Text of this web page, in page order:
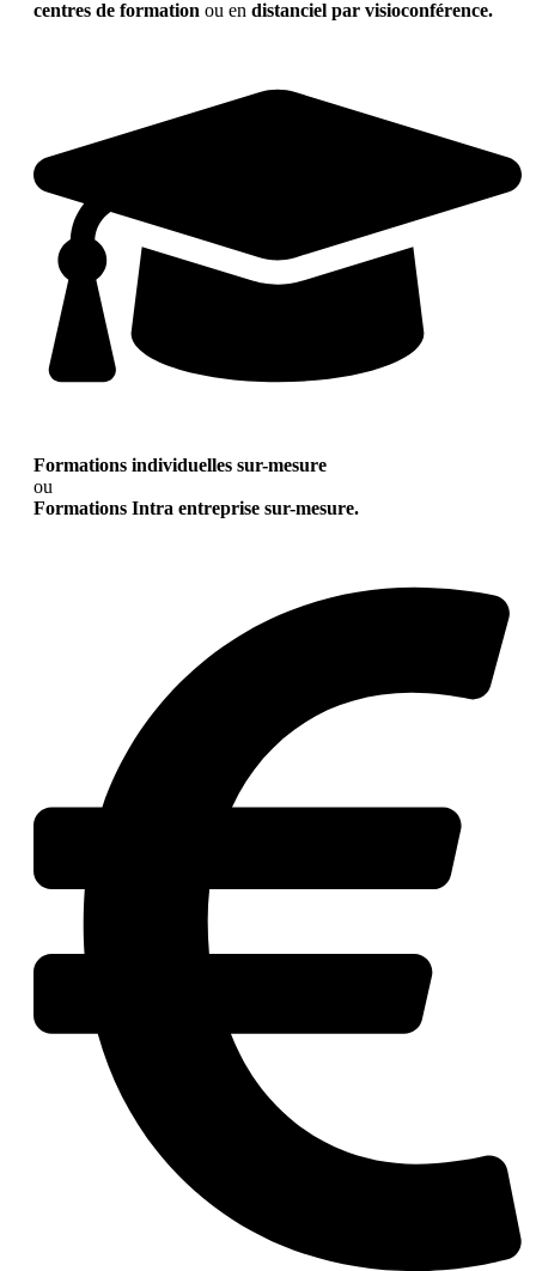
centres de formation ou en distanciel par visioconférence.
Formations individuelles sur-mesure
ou
Formations Intra entreprise sur-mesure.